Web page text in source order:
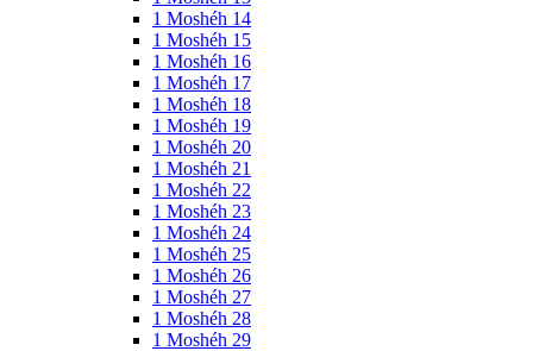
1 Moshéh 14
1 Moshéh 15
1 Moshéh 16
1 Moshéh 17
1 Moshéh 18
1 Moshéh 19
1 Moshéh 20
1 Moshéh 21
1 Moshéh 22
1 Moshéh 23
1 Moshéh 24
1 Moshéh 25
1 Moshéh 26
1 Moshéh 27
1 Moshéh 28
1 Moshéh 29